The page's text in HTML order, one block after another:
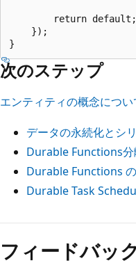
        return default;
    });
次のステップ
エンティティの概念につ
データの永続化とシ
Durable Functions分
Durable Functions
Durable Task
フィードバッ